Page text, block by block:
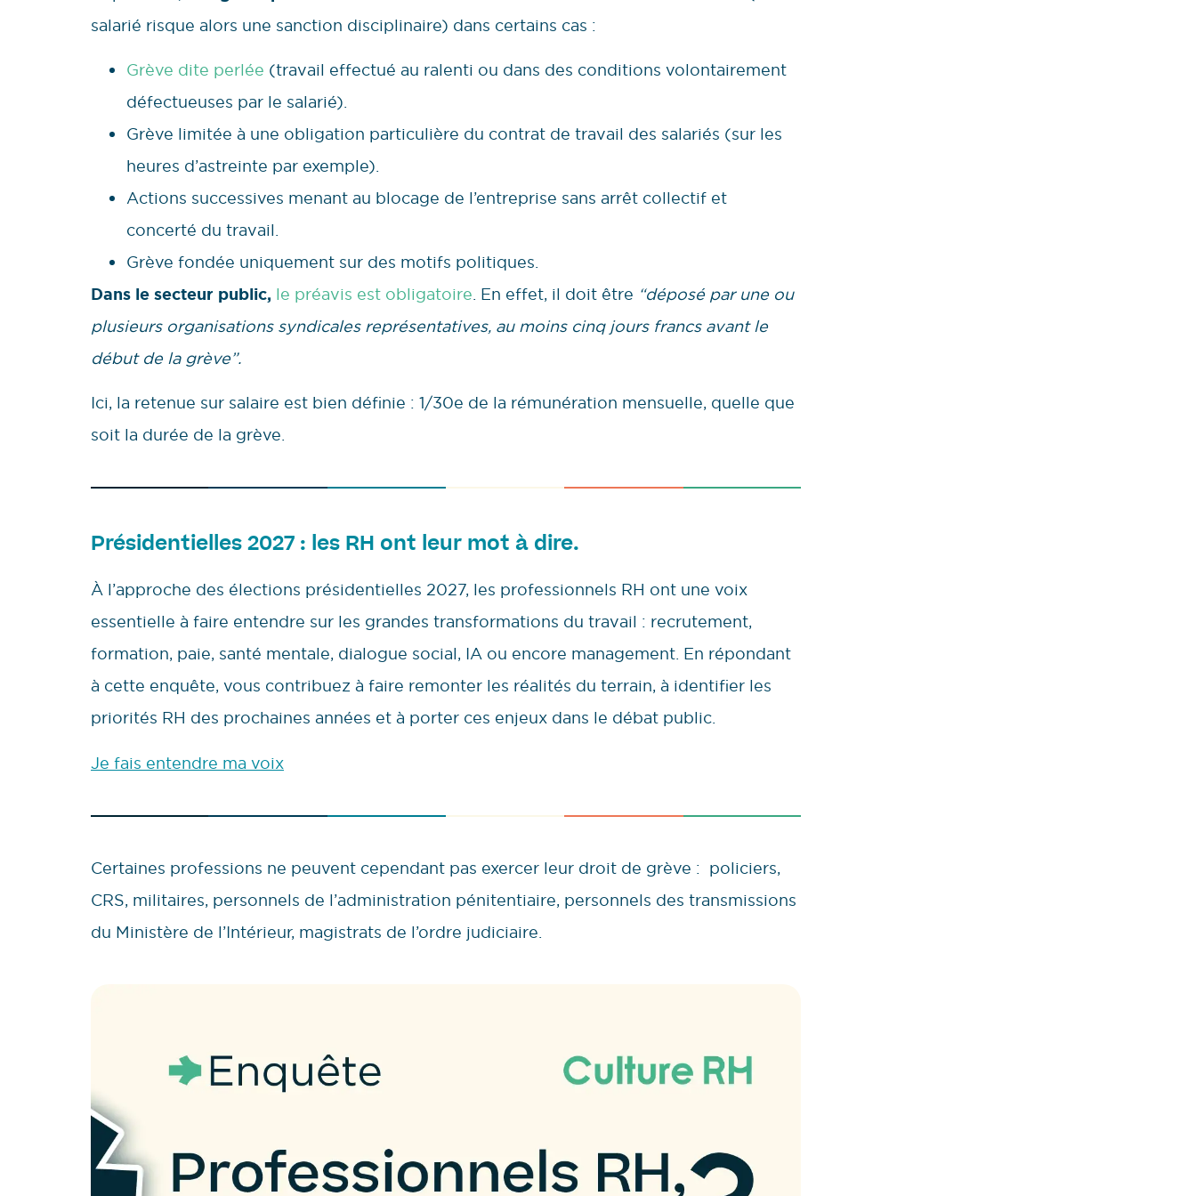
salarié risque alors une sanction disciplinaire) dans certains cas :
Grève dite perlée (travail effectué au ralenti ou dans des conditions volontairement
défectueuses par le salarié).
Grève limitée à une obligation particulière du contrat de travail des salariés (sur les
heures d’astreinte par exemple).
Actions successives menant au blocage de l’entreprise sans arrêt collectif et
concerté du travail.
Grève fondée uniquement sur des motifs politiques.
Dans le secteur public, le préavis est obligatoire. En effet, il doit être “déposé par une ou
plusieurs organisations syndicales représentatives, au moins cinq jours francs avant le
début de la grève”.
Ici, la retenue sur salaire est bien définie : 1/30e de la rémunération mensuelle, quelle que
soit la durée de la grève.
Présidentielles 2027 : les RH ont leur mot à dire.
À l’approche des élections présidentielles 2027, les professionnels RH ont une voix
essentielle à faire entendre sur les grandes transformations du travail : recrutement,
formation, paie, santé mentale, dialogue social, IA ou encore management. En répondant
à cette enquête, vous contribuez à faire remonter les réalités du terrain, à identifier les
priorités RH des prochaines années et à porter ces enjeux dans le débat public.
Je fais entendre ma voix
Certaines professions ne peuvent cependant pas exercer leur droit de grève : policiers,
CRS, militaires, personnels de l’administration pénitentiaire, personnels des transmissions
du Ministère de l’Intérieur, magistrats de l’ordre judiciaire.